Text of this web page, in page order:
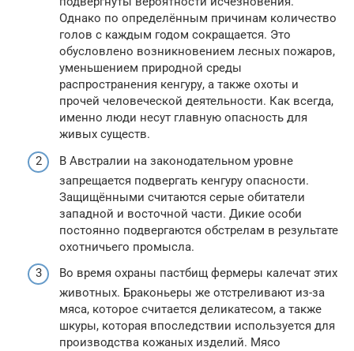
Однако по определённым причинам количество
голов с каждым годом сокращается. Это
обусловлено возникновением лесных пожаров,
уменьшением природной среды
распространения кенгуру, а также охоты и
прочей человеческой деятельности. Как всегда,
именно люди несут главную опасность для
живых существ.
В Австралии на законодательном уровне
запрещается подвергать кенгуру опасности.
Защищёнными считаются серые обитатели
западной и восточной части. Дикие особи
постоянно подвергаются обстрелам в результате
охотничьего промысла.
Во время охраны пастбищ фермеры калечат этих
животных. Браконьеры же отстреливают из-за
мяса, которое считается деликатесом, а также
шкуры, которая впоследствии используется для
производства кожаных изделий. Мясо